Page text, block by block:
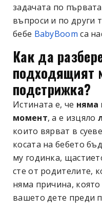
задачата по
въпроси и по други
бебе BabyBoom са
Как да
подходящият
подстрижка?
Истината е, че няма
момент, а е изцяло
които вярват в
косата на бебето
му годинка,
сте от родителите,
няма причина,
вашето дете преди